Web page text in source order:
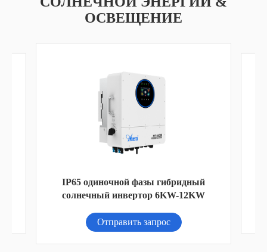
ОСВЕЩЕНИЕ
200W Солнечный уличный свет
Отправить запрос